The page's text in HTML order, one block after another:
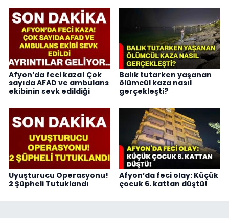
Afyon’da feci kaza! Çok
sayıda AFAD ve ambulans
ekibinin sevk edildiği
Balık tutarken yaşanan
ölümcül kaza nasıl
gerçekleşti?
Uyuşturucu Operasyonu!
2 Şüpheli Tutuklandı
Afyon’da feci olay: Küçük
çocuk 6. kattan düştü!